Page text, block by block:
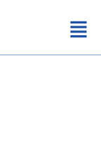
メ
ニ
ュ